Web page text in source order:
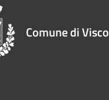
Comune di Visco